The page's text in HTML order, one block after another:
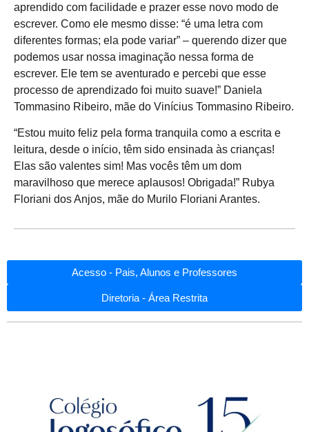
aprendido com facilidade e prazer esse novo modo de
escrever. Como ele mesmo disse: “é uma letra com
diferentes formas; ela pode variar” – querendo dizer que
podemos usar nossa imaginação nessa forma de
escrever. Ele tem se aventurado e percebi que esse
processo de aprendizado foi muito suave!” Daniela
Tommasino Ribeiro, mãe do Vinícius Tommasino Ribeiro.
“Estou muito feliz pela forma tranquila como a escrita e
leitura, desde o início, têm sido ensinada às crianças!
Elas são valentes sim! Mas vocês têm um dom
maravilhoso que merece aplausos! Obrigada!” Rubya
Floriani dos Anjos, mãe do Murilo Floriani Arantes.
Acesso - Pais, Alunos e Professores
Diretoria - Área Restrita